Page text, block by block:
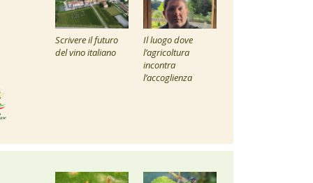
Scrivere il futuro
del vino italiano
Il luogo dove
l’agricoltura
incontra
l’accoglienza